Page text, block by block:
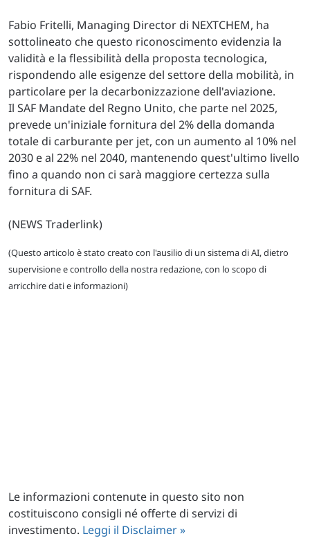
Fabio Fritelli, Managing Director di NEXTCHEM, ha
sottolineato che questo riconoscimento evidenzia la
validità e la flessibilità della proposta tecnologica,
rispondendo alle esigenze del settore della mobilità, in
particolare per la decarbonizzazione dell'aviazione.
Il SAF Mandate del Regno Unito, che parte nel 2025,
prevede un'iniziale fornitura del 2% della domanda
totale di carburante per jet, con un aumento al 10% nel
2030 e al 22% nel 2040, mantenendo quest'ultimo livello
fino a quando non ci sarà maggiore certezza sulla
fornitura di SAF.
(NEWS Traderlink)
(Questo articolo è stato creato con l'ausilio di un sistema di AI, dietro
supervisione e controllo della nostra redazione, con lo scopo di
arricchire dati e informazioni)
Le informazioni contenute in questo sito non
costituiscono consigli né offerte di servizi di
investimento. Leggi il Disclaimer »